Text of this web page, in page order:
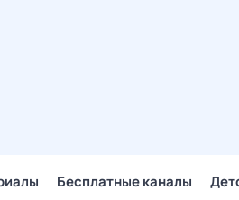
Бесплатные каналы